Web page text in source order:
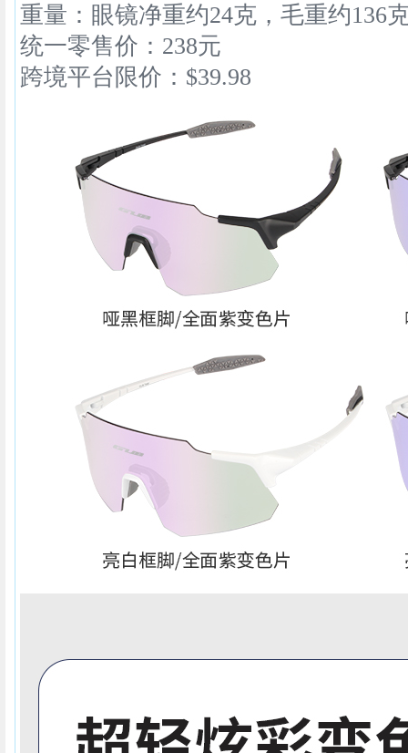
重量：眼镜净重约24克，毛重约136
统一零售价：238元
跨境平台限价：$39.98